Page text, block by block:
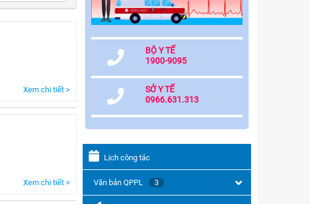
Xem chi tiết >
Xem chi tiết >
BỘ Y TẾ
1900-9095
SỞ Y TẾ
0966.631.313
Lịch công tác
Văn bản QPPL 3